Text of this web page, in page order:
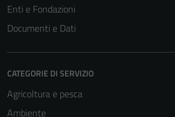
Enti e Fondazioni
Documenti e Dati
CATEGORIE DI SERVIZIO
Agricoltura e pesca
Ambiente